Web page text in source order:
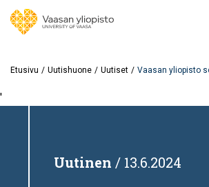
Etusivu Uutishuone Uutiset Vaasan yliopisto
'
Uutinen 13.6.2024